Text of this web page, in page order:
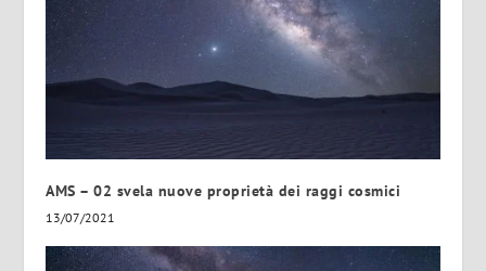
AMS – 02 svela nuove proprietà dei raggi cosmici
13/07/2021